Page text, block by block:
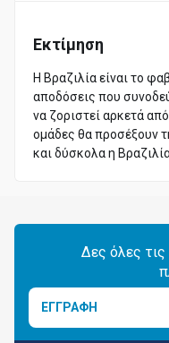
Εκτίμηση
Η Βραζιλία είναι το
αποδόσεις που
να ζοριστεί αρκετά
ομάδες θα προσέξουν
και δύσκολα η
Δες όλες τις
ΕΓΓΡΑΦΗ